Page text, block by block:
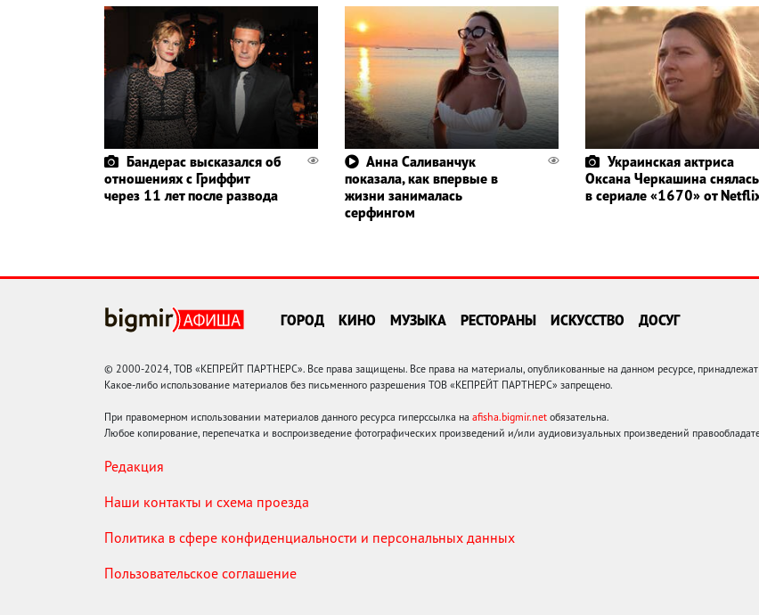
Бандерас высказался об
отношениях с Гриффит
через 11 лет после развода
Анна Саливанчук
показала, как впервые в
жизни занималась
серфингом
Украинская актриса
Оксана Черкашина снялась
в сериале «1670» от
ГОРОД КИНО МУЗЫКА РЕСТОРАНЫ ИСКУССТВО ДОСУГ
© 2000-2024, ТОВ «КЕПРЕЙТ ПАРТНЕРС». Все права защищены. Все права на материалы, опубликованные на данном ресурсе,
Какое-либо использование материалов без письменного разрешения ТОВ «КЕПРЕЙТ ПАРТНЕРС» запрещено.
При правомерном использовании материалов данного ресурса гиперссылка на afisha.bigmir.net обязательна.
Любое копирование, перепечатка и воспроизведение фотографических произведений и/или аудиовизуальных произведений
Редакция
Наши контакты и схема проезда
Политика в сфере конфиденциальности и персональных данных
Пользовательское соглашение